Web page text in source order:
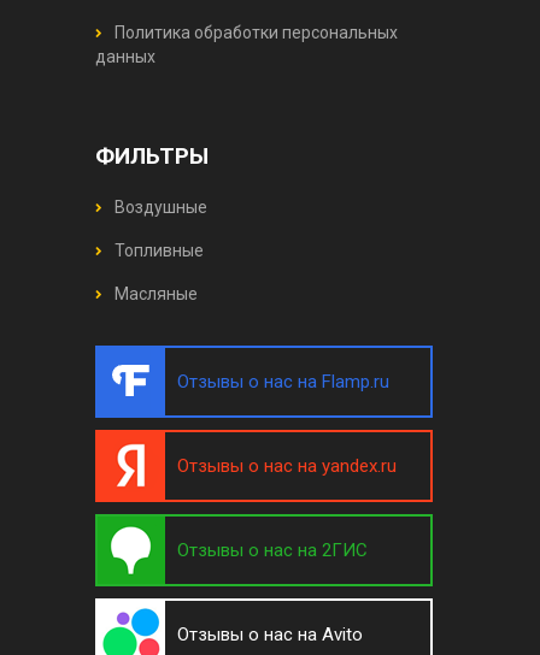
Политика обработки персональных
данных
ФИЛЬТРЫ
Воздушные
Топливные
Масляные
Отзывы о нас на Flamp.ru
Отзывы о нас на yandex.ru
Отзывы о нас на 2ГИС
Отзывы о нас на Avito